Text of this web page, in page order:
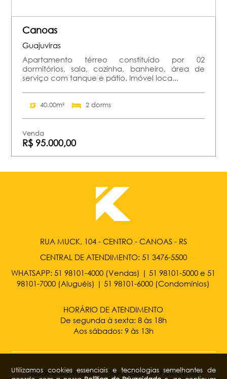
Utilizamos cookies essenciais e tecnologias semelhantes de
Canoas
Guajuviras
Apartamento térreo constituído por 02
dormitórios, sala, cozinha, banheiro, área de
serviço com tanque e pátio. Imóvel loca...
40.00m² 2 dorms
Venda
R$ 95.000,00
RUA MUCK, 104 - CENTRO - CANOAS - RS
CENTRAL DE ATENDIMENTO: 51 3476-5500
WHATSAPP: 51 98101-4000 (Vendas) |51 98101-5000 e51
98101-7000 (Aluguéis) |51 98101-6000 (Condomínios)
HORÁRIO DE ATENDIMENTO
De segunda à sexta: 8 às 18h
Aos sábados: 9 às 13h
©2026 Kasa Imóveis - Creci 25652 J -Política de